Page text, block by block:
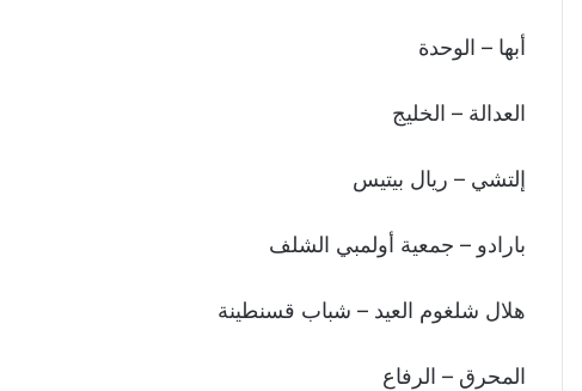
أبها – الوحدة
العدالة – الخليج
إلتشي – ريال بيتيس
بارادو – جمعية أولمبي الشلف
هلال شلغوم العيد – شباب قسنطينة
المحرق – الرفاع